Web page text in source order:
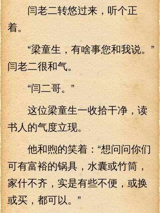
闫老二转悠过来，听个正
着。
“梁童生，有啥事您和我说。”
闫老二很和气。
“闫二哥。”
这位梁童生一收拾干净，读
书人的气度立现。
他和煦的笑着：“想问问你们
可有富裕的锅具，水囊或竹筒，
家什不齐，实是有些不便，或换
或买，都可以。”